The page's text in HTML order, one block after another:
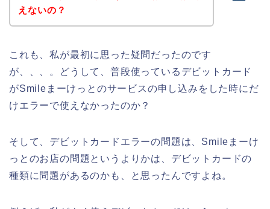
えないの？
これも、私が最初に思った疑問だったのです
が、、、。どうして、普段使っているデビットカード
がSmileまーけっとのサービスの申し込みをした時にだ
けエラーで使えなかったのか？
そして、デビットカードエラーの問題は、Smileまーけ
っとのお店の問題というよりかは、デビットカードの
種類に問題があるのかも、と思ったんですよね。